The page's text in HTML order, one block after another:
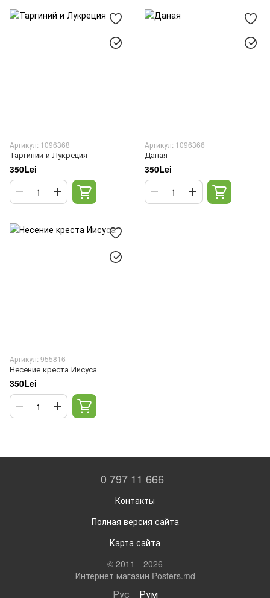
Артикул: 1096368
Таргиний и Лукреция
350Lei
Артикул: 1096366
Даная
350Lei
Артикул: 955816
Несение креста Иисуса
350Lei
0 797 11 666
Контакты
Полная версия сайта
Карта сайта
© 2011—2026
Интернет магазин Posters.md
Рус Рум